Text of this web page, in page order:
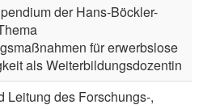
der Hans-Böckler-
für erwerbslose
als Weiterbildungsdozentin
Leitung des Forschungs-,